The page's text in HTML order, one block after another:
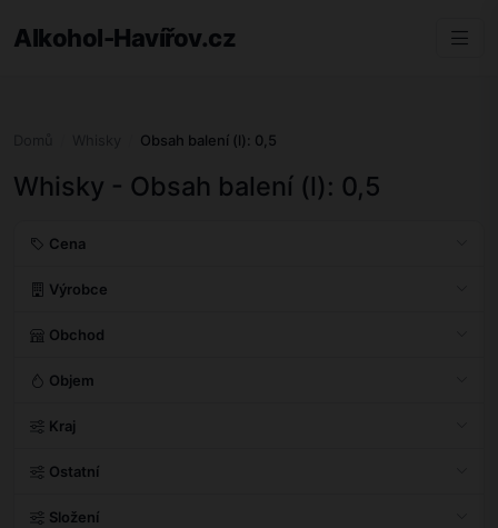
Alkohol-Havířov.cz
Obsah balení (l): 0,5
Whisky - Obsah balení (l): 0,5
Cena
Výrobce
Obchod
Objem
Kraj
Ostatní
Složení